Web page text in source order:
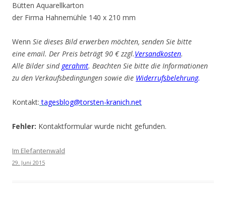
Bütten Aquarellkarton
der Firma Hahnemühle 140 x 210 mm
Wenn Sie dieses Bild erwerben möchten, senden Sie bitte
eine email. Der Preis beträgt 90 € zzgl.Versandkosten.
Alle Bilder sind gerahmt. Beachten Sie bitte die Informationen
zu den Verkaufsbedingungen sowie die Widerrufsbelehrung.
Kontakt: tagesblog@torsten-kranich.net
Fehler: Kontaktformular wurde nicht gefunden.
Im Elefantenwald
29. Juni 2015